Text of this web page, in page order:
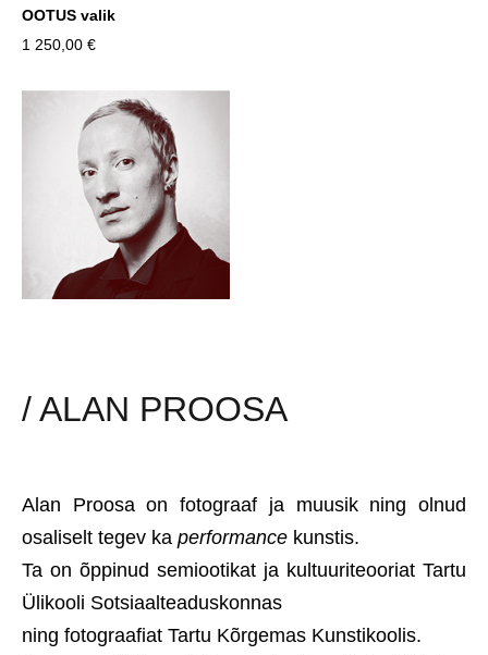
OOTUS valik
1 250,00 €
/ ALAN PROOSA
Alan Proosa on fotograaf ja muusik ning olnud
osaliselt tegev ka performance kunstis.
Ta on õppinud semiootikat ja kultuuriteooriat Tartu
Ülikooli Sotsiaalteaduskonnas
ning fotograafiat Tartu Kõrgemas Kunstikoolis.